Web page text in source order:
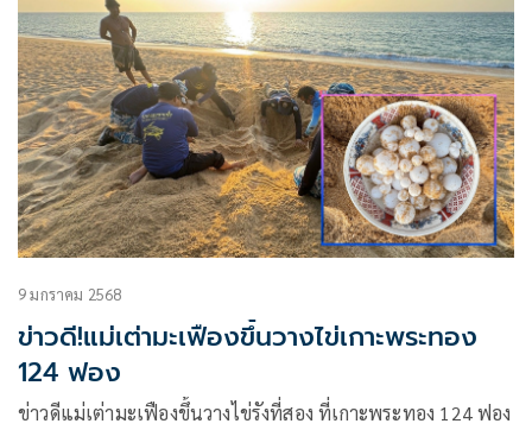
9 มกราคม 2568
ข่าวดี!แม่เต่ามะเฟืองขึ้นวางไข่เกาะพระทอง
124 ฟอง
ข่าวดีแม่เต่ามะเฟืองขึ้นวางไข่รังที่สอง ที่เกาะพระทอง 124 ฟอง